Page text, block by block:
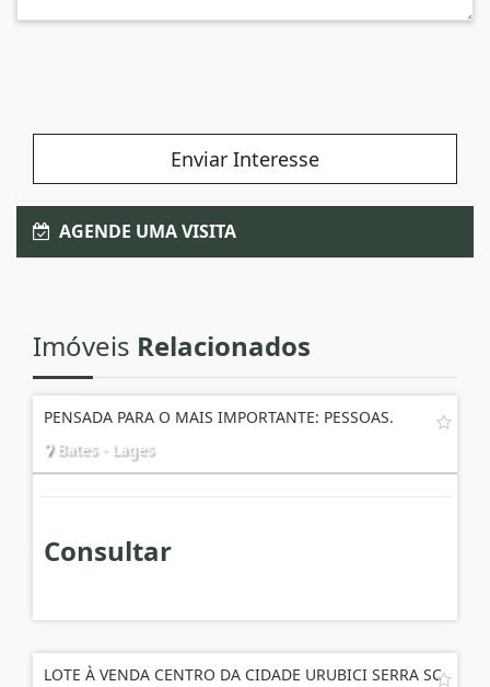
Enviar Interesse
AGENDE UMA VISITA
Imóveis Relacionados
PENSADA PARA O MAIS IMPORTANTE: PESSOAS.
Bates - Lages
Consultar
LOTE À VENDA CENTRO DA CIDADE URUBICI SERRA SC